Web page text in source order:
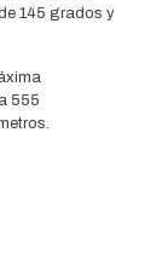
145 grados y
555